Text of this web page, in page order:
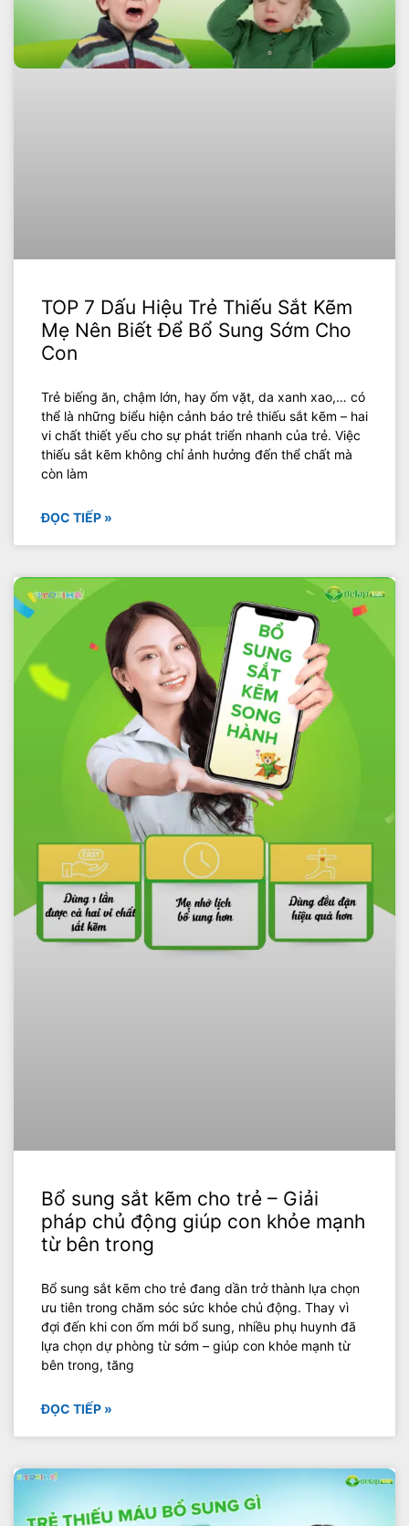
TOP 7 Dấu Hiệu Trẻ Thiếu Sắt Kẽm
Mẹ Nên Biết Để Bổ Sung Sớm Cho
Con
Trẻ biếng ăn, chậm lớn, hay ốm vặt, da xanh xao,… có
thể là những biểu hiện cảnh báo trẻ thiếu sắt kẽm – hai
vi chất thiết yếu cho sự phát triển nhanh của trẻ. Việc
thiếu sắt kẽm không chỉ ảnh hưởng đến thể chất mà
còn làm
ĐỌC TIẾP »
Bổ sung sắt kẽm cho trẻ – Giải
pháp chủ động giúp con khỏe mạnh
từ bên trong
Bổ sung sắt kẽm cho trẻ đang dần trở thành lựa chọn
ưu tiên trong chăm sóc sức khỏe chủ động. Thay vì
đợi đến khi con ốm mới bổ sung, nhiều phụ huynh đã
lựa chọn dự phòng từ sớm – giúp con khỏe mạnh từ
bên trong, tăng
ĐỌC TIẾP »